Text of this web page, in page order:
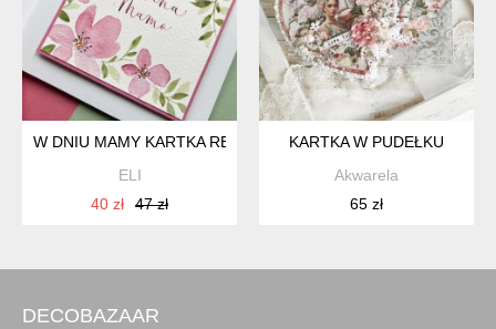
W DNIU MAMY KARTKA RĘCZNIE MALOWANA I
ELI
40 zł
47 zł
KARTKA W PUDEŁKU
Akwarela
65 zł
DECOBAZAAR